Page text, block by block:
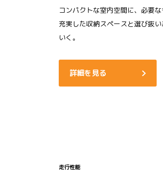
コンパクトな室内空間に、必要な
充実した収納スペースと選び抜
いく。
詳細を見る
走行性能